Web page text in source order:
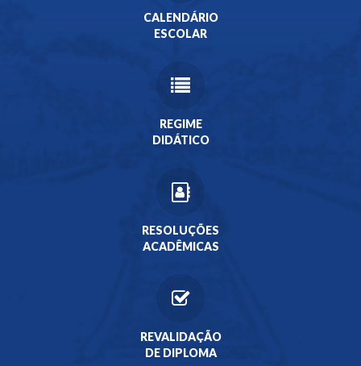
CALENDÁRIO
ESCOLAR
REGIME
DIDÁTICO
RESOLUÇÕES
ACADÊMICAS
REVALIDAÇÃO
DE DIPLOMA